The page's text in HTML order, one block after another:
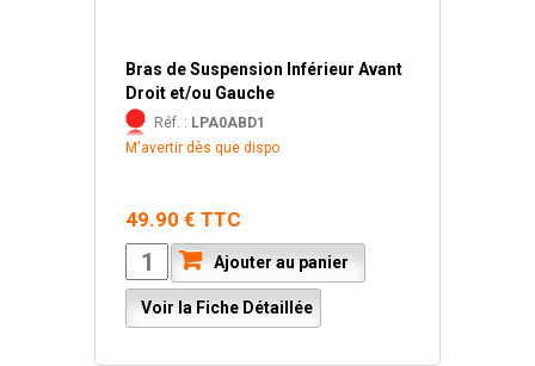
Bras de Suspension Inférieur Avant
Droit et/ou Gauche
Réf. : LPA0ABD1
M'avertir dès que dispo
49.90 € TTC
Ajouter au panier
Voir la Fiche Détaillée